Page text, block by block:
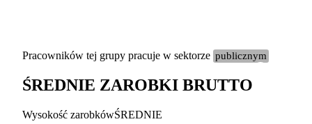
Etykieta
Pracowników tej grupy pracuje w sektorze publicznym
ŚREDNIE ZAROBKI BRUTTO
Wysokość zarobkówŚREDNIE